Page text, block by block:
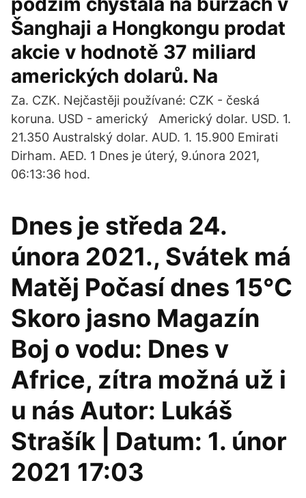
Šanghaji a Hongkongu prodat
akcie v hodnotě 37 miliard
amerických dolarů. Na
Za. CZK. Nejčastěji používané: CZK - česká
koruna. USD - americký Americký dolar. USD. 1.
21.350 Australský dolar. AUD. 1. 15.900 Emirati
Dirham. AED. 1 Dnes je úterý, 9.února 2021,
06:13:36 hod.
Dnes je středa 24.
února 2021., Svátek má
Matěj Počasí dnes 15°C
Skoro jasno Magazín
Boj o vodu: Dnes v
Africe, zítra možná už i
u nás Autor: Lukáš
Strašík | Datum: 1. únor
2021 17:03